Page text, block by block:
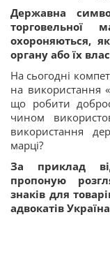
Державна
охороняються,
органу або їх
На сьогодні
на використання
що робити
чином
використання
марці?
За приклад
пропоную
знаків для
адвокатів